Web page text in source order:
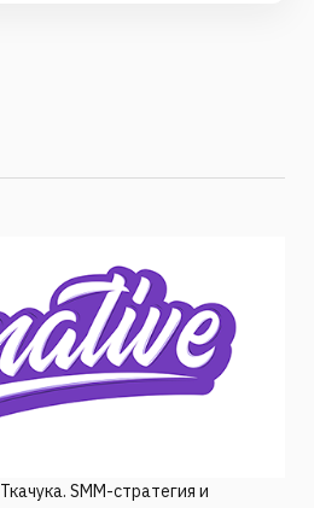
SMM-стратегия и